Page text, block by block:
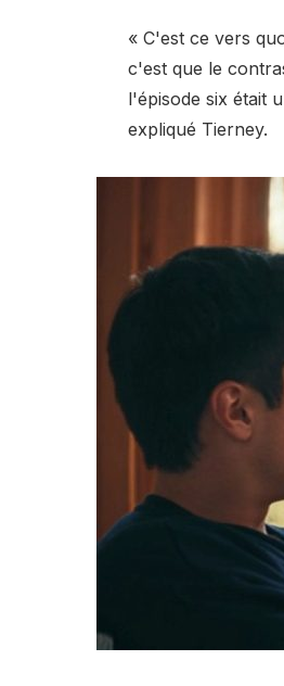
« C'est ce vers
c'est que le
l'épisode six était
expliqué Tierney.